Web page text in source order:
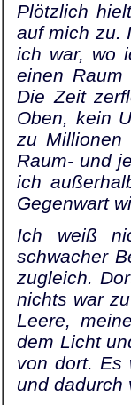
Plötzlich
auf mich zu.
ich war, wo
einen
Die Zeit
Oben, kein
zu Millionen
Raum‑ und
ich
Gegenwart
Ich weiß
schwacher
zugleich.
nichts war
Leere,
dem Licht
von dort. Es
und dadurch